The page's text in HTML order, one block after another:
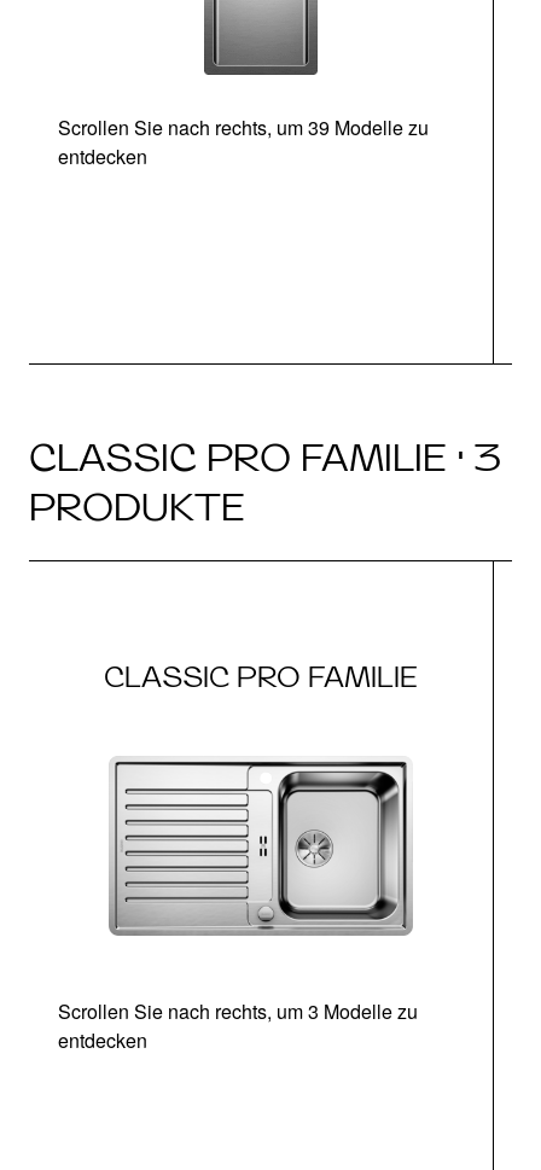
Scrollen Sie nach rechts, um 39 Modelle zu
entdecken
CLASSIC PRO FAMILIE · 3
PRODUKTE
CLASSIC PRO FAMILIE
Scrollen Sie nach rechts, um 3 Modelle zu
entdecken